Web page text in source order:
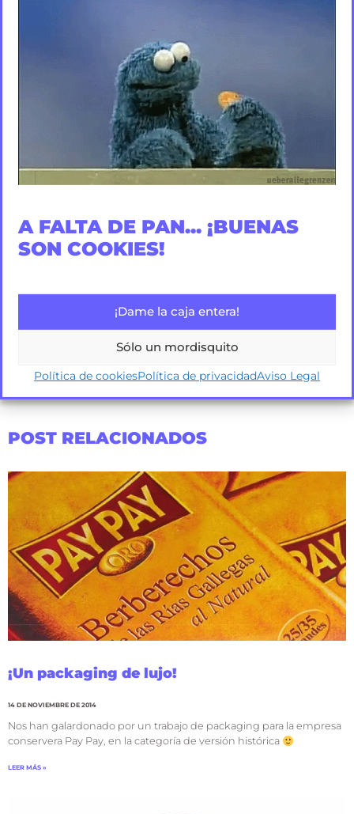
A FALTA DE PAN... ¡BUENAS
SON COOKIES!
¡Dame la caja entera!
Sólo un mordisquito
Política de cookiesPolítica de privacidadAviso Legal
tenemos que remar en la misma dirección. Nosotros
estaremos junto a ti en nuestras redes sociales, ofreciéndote
contenidos interesantes y educativos, informándote de todas
siempre a tu lado
Gracias de parte de todo el equipo de Anónimo Advertising y
POST RELACIONADOS
¡Un packaging de lujo!
14 DE NOVIEMBRE DE 2014
Nos han galardonado por un trabajo de packaging para la empresa
conservera Pay Pay, en la categoría de versión histórica
LEER MÁS »